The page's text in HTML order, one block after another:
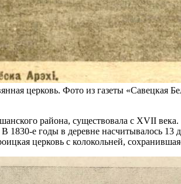
церковь. Фото из газеты «Савецкая
района, существовала с XVII
е годы в деревне насчитывалось 13
церковь с колокольней,